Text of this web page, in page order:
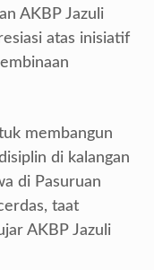
AKBP Jazuli
atas inisiatif
membangun
di kalangan
di Pasuruan
taat
AKBP Jazuli